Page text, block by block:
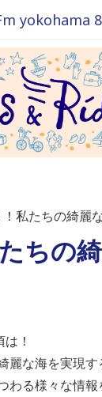
yokohama
私たちの綺麗
ちの
！
麗な海を実現す
わる様々な情